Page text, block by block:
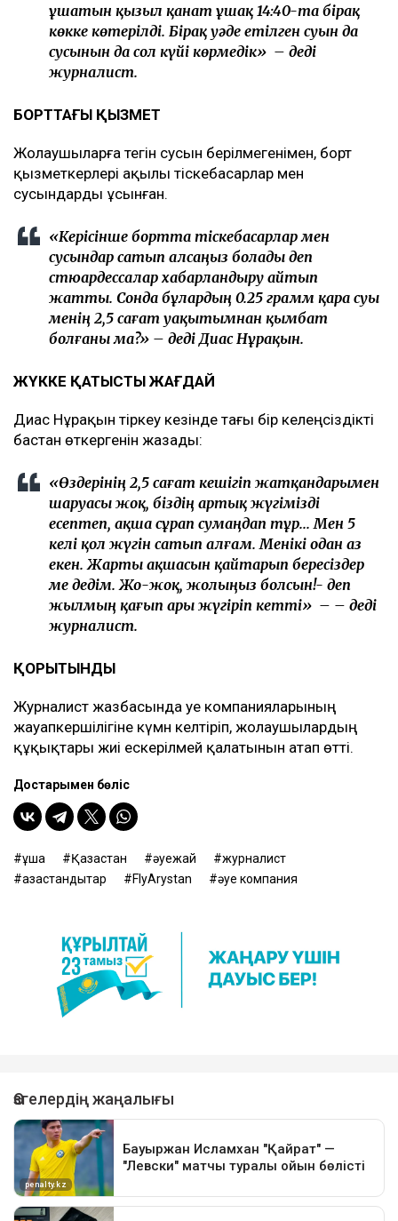
ұшатын қызыл қанат ұшақ 14:40-та бірақ
көкке көтерілді. Бірақ уәде етілген суын да
сусынын да сол күйі көрмедік» – деді
журналист.
БОРТТАҒЫ ҚЫЗМЕТ
Жолаушыларға тегін сусын берілмегенімен, борт
қызметкерлері ақылы тіскебасарлар мен
сусындарды ұсынған.
«Керісінше бортта тіскебасарлар мен
сусындар сатып алсаңыз болады деп
стюардессалар хабарландыру айтып
жатты. Сонда бұлардың 0.25 грамм қара суы
менің 2,5 сағат уақытымнан қымбат
болғаны ма?» – деді Диас Нұрақын.
ЖҮККЕ ҚАТЫСТЫ ЖАҒДАЙ
Диас Нұрақын тіркеу кезінде тағы бір келеңсіздікті
бастан өткергенін жазады:
«Өздерінің 2,5 сағат кешігіп жатқандарымен
шаруасы жоқ, біздің артық жүгімізді
есептеп, ақша сұрап сумаңдап тұр... Мен 5
келі қол жүгін сатып алғам. Менікі одан аз
екен. Жарты ақшасын қайтарып бересіздер
ме дедім. Жо-жоқ, жолыңыз болсын!- деп
жылмың қағып ары жүгіріп кетті» – – деді
журналист.
ҚОРЫТЫНДЫ
Журналист жазбасында әуе компанияларының
жауапкершілігіне күмән келтіріп, жолаушылардың
құқықтары жиі ескерілмей қалатынын атап өтті.
Достарыңмен бөліс
ұшақ Қазақстан әуежай
журналист
қазақстандықтар
FlyArystan әуе компания